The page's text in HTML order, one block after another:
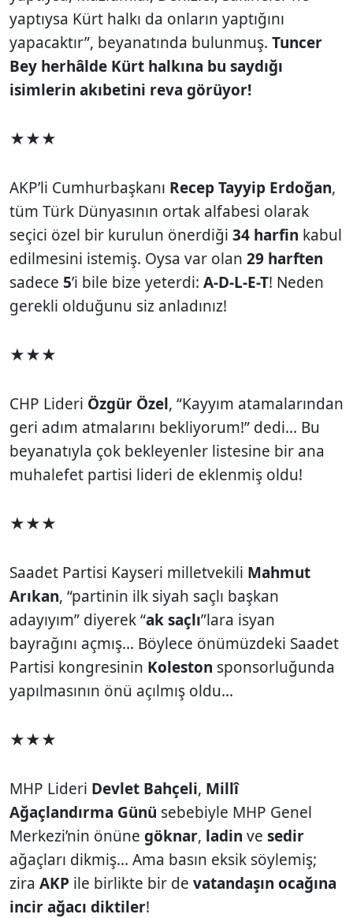
yaptıysa Kürt halkı da onların yaptığını
yapacaktır”, beyanatında bulunmuş. Tuncer
Bey herhâlde Kürt halkına bu saydığı
isimlerin akıbetini reva görüyor!
★★★
AKP’li Cumhurbaşkanı Recep Tayyip Erdoğan,
tüm Türk Dünyasının ortak alfabesi olarak
seçici özel bir kurulun önerdiği 34 harfin kabul
edilmesini istemiş. Oysa var olan 29 harften
sadece 5’i bile bize yeterdi: A-D-L-E-T! Neden
gerekli olduğunu siz anladınız!
★★★
CHP Lideri Özgür Özel, “Kayyım atamalarından
geri adım atmalarını bekliyorum!” dedi... Bu
beyanatıyla çok bekleyenler listesine bir ana
muhalefet partisi lideri de eklenmiş oldu!
★★★
Saadet Partisi Kayseri milletvekili Mahmut
Arıkan, “partinin ilk siyah saçlı başkan
adayıyım” diyerek “ak saçlı”lara isyan
bayrağını açmış... Böylece önümüzdeki Saadet
Partisi kongresinin Koleston sponsorluğunda
yapılmasının önü açılmış oldu...
★★★
MHP Lideri Devlet Bahçeli, Millî
Ağaçlandırma Günü sebebiyle MHP Genel
Merkezi’nin önüne göknar, ladin ve sedir
ağaçları dikmiş... Ama basın eksik söylemiş;
zira AKP ile birlikte bir de vatandaşın ocağına
incir ağacı diktiler!